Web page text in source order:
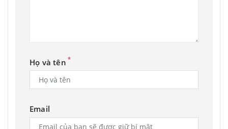
Họ và tên *
Email